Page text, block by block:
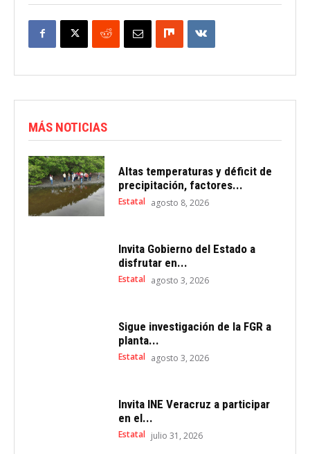
MÁS NOTICIAS
Altas temperaturas y déficit de
precipitación, factores...
Estatal agosto 8, 2026
Invita Gobierno del Estado a
disfrutar en...
Estatal agosto 3, 2026
Sigue investigación de la FGR a
planta...
Estatal agosto 3, 2026
Invita INE Veracruz a participar
en el...
Estatal julio 31, 2026